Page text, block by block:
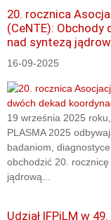
20. rocznica
(CeNTE):
nad syntezą
16-09-2025
19 września 2025
PLASMA 2025
badaniom,
obchodzić 20.
jądrową...
Udział IFPiLM w